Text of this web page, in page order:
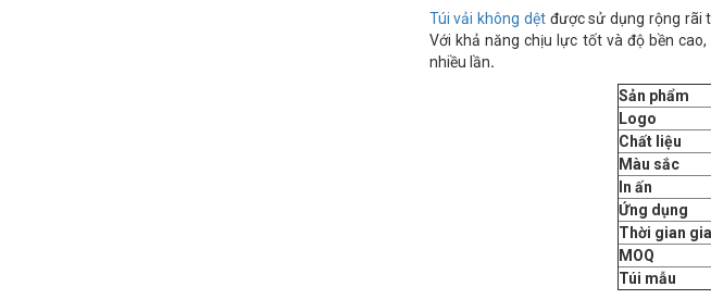
Túi vải không dệtđược sử dụng rộng rãi
Với khả năng chịu lực tốt và độ bền
nhiều lần.
Sản phẩm
Logo
Chất liệu
Màu sắc
In ấn
Ứng dụng
Thời gian
MOQ
Túi mẫu